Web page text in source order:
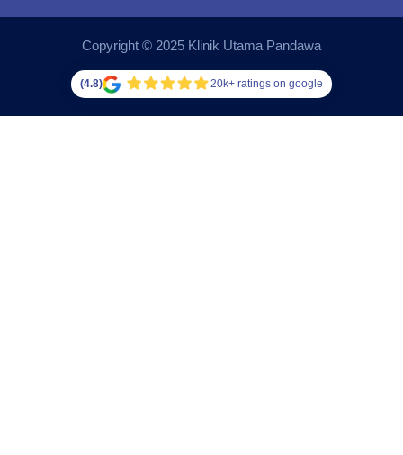
Copyright © 2025 Klinik Utama Pandawa
(4.8) 20k+ ratings on google